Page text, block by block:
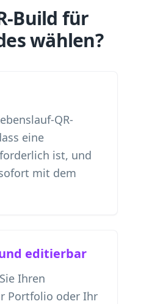
Build für
wählen?
QR-
eine
ist, und
mit dem
editierbar
Ihren
Portfolio oder Ihr